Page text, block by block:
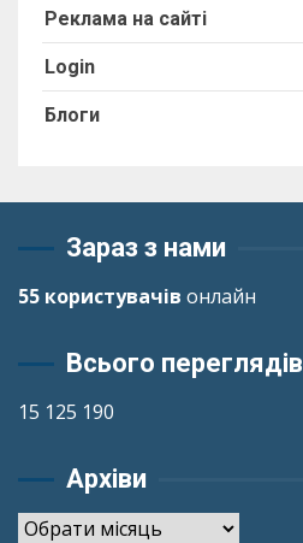
Реклама на сайті
Login
Блоги
Зараз з нами
55 користувачів онлайн
Всього переглядів
15 125 190
Архіви
Архіви